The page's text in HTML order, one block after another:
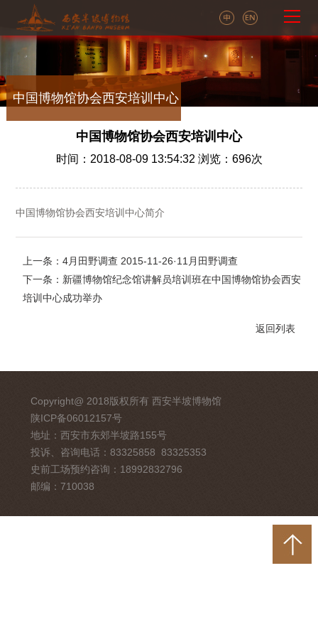
中国博物馆协会西安培训中心
中国博物馆协会西安培训中心
时间：2018-08-09 13:54:32 浏览： 696次
中国博物馆协会西安培训中心简介
上一条：4月田野调查 2015-11-26·11月田野调查
下一条：新疆博物馆纪念馆讲解员培训班在中国博物馆协会西安
培训中心成功举办
返回列表
Copyright@ 2018版权所有 西安半坡博物馆
陕ICP备06012157号
地址：西安市东郊半坡路155号
投诉、咨询电话：83325858 83325353
史前工场预约咨询：18992832796
邮编：710038